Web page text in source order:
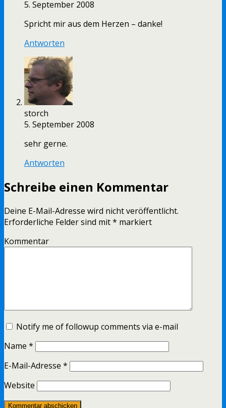
5. September 2008
Spricht mir aus dem Herzen – danke!
Antworten
storch
5. September 2008
sehr gerne.
Antworten
Schreibe einen Kommentar
Deine E-Mail-Adresse wird nicht veröffentlicht.
Erforderliche Felder sind mit* markiert
Kommentar
Notify me of followup comments via e-mail
Name *
E-Mail-Adresse *
Website